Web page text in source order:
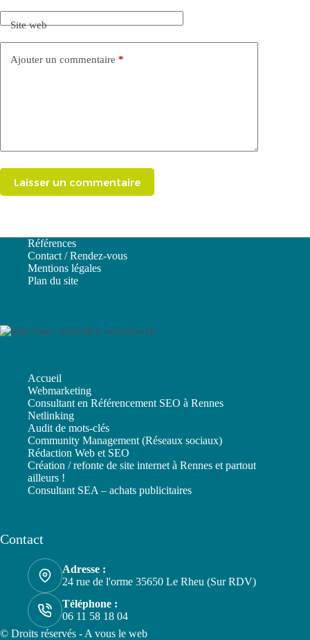
Site web
Ajouter un commentaire *
Laisser un commentaire
Références
Contact / Rendez-vous
Mentions légales
Plan du site
Accueil
Webmarketing
Consultant en Référencement SEO à Rennes
Netlinking
Audit de mots-clés
Community Management (Réseaux sociaux)
Rédaction Web et SEO
Création / refonte de site internet à Rennes et partout
ailleurs !
Consultant SEA – achats publicitaires
Contact
Adresse :
24 rue de l'orme 35650 Le Rheu (Sur RDV)
Téléphone :
06 11 58 18 04
© Droits réservés - A vous le web